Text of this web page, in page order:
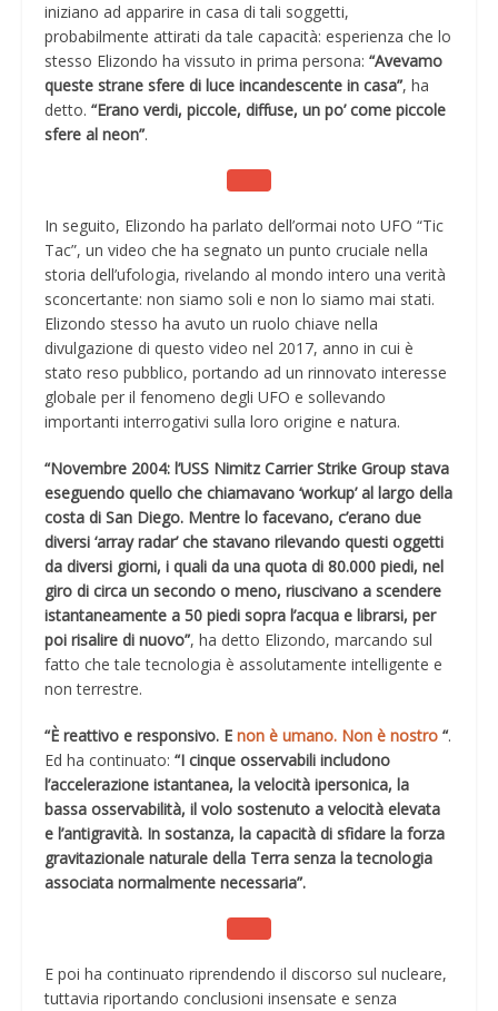
iniziano ad apparire in casa di tali soggetti,
probabilmente attirati da tale capacità: esperienza che lo
stesso Elizondo ha vissuto in prima persona:“Avevamo
queste strane sfere di luce incandescente in casa”, ha
detto.“Erano verdi, piccole, diffuse, un po’ come piccole
sfere al neon”.
In seguito, Elizondo ha parlato dell’ormai noto UFO “Tic
Tac”, un video che ha segnato un punto cruciale nella
storia dell’ufologia, rivelando al mondo intero una verità
sconcertante: non siamo soli e non lo siamo mai stati.
Elizondo stesso ha avuto un ruolo chiave nella
divulgazione di questo video nel 2017, anno in cui è
stato reso pubblico, portando ad un rinnovato interesse
globale per il fenomeno degli UFO e sollevando
importanti interrogativi sulla loro origine e natura.
“Novembre 2004: l’USS Nimitz Carrier Strike Group stava
eseguendo quello che chiamavano ‘workup’ al largo della
costa di San Diego. Mentre lo facevano, c’erano due
diversi ‘array radar’ che stavano rilevando questi oggetti
da diversi giorni, i quali da una quota di 80.000 piedi, nel
giro di circa un secondo o meno, riuscivano a scendere
istantaneamente a 50 piedi sopra l’acqua e librarsi, per
poi risalire di nuovo”, ha detto Elizondo, marcando sul
fatto che tale tecnologia è assolutamente intelligente e
non terrestre.
“È reattivo e responsivo. Enon è umano. Non è nostro “.
Ed ha continuato:“I cinque osservabili includono
l’accelerazione istantanea, la velocità ipersonica, la
bassa osservabilità, il volo sostenuto a velocità elevata
e l’antigravità. In sostanza, la capacità di sfidare la forza
gravitazionale naturale della Terra senza la tecnologia
associata normalmente necessaria”.
E poi ha continuato riprendendo il discorso sul nucleare,
tuttavia riportando conclusioni insensate e senza